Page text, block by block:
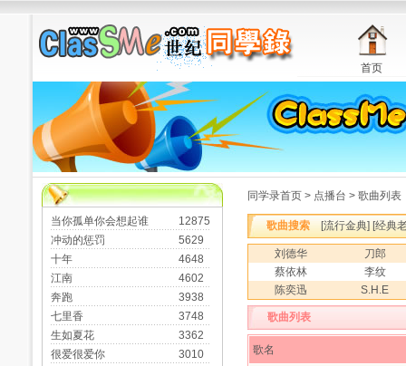
首页
当你孤单你会想起谁
12875
冲动的惩罚
5629
十年
4648
江南
4602
奔跑
3938
七里香
3748
生如夏花
3362
很爱很爱你
3010
同学录首页 > 点播台 > 歌曲列表
歌曲搜索 [流行金典] [经典
刘德华
刀郎
蔡依林
李纹
陈奕迅
S.H.E
歌曲列表
歌名